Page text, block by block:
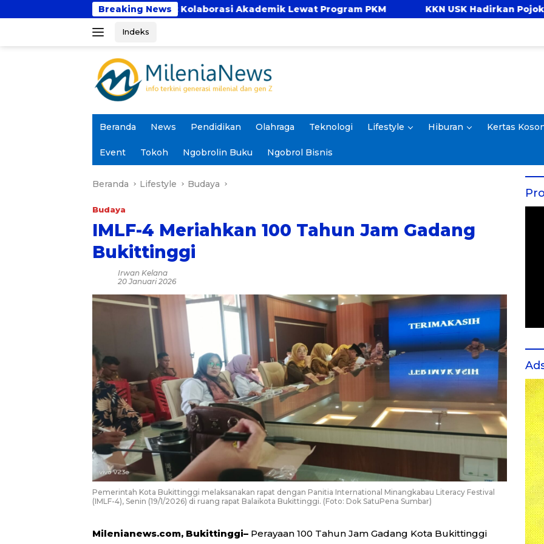
ke
Breaking News
Perkuat Kolaborasi Akademik Lewat Program PKM KKN USK Hadirkan Pojok Celengan, Ajarkan
Indeks
Beranda News Pendidikan Olahraga Teknologi Lifestyle Hiburan Kertas
Event Tokoh Ngobrolin Buku Ngobrol Bisnis
Beranda Lifestyle Budaya
Budaya
IMLF-4 Meriahkan 100 Tahun Jam Gadang
Bukittinggi
Irwan Kelana
20 Januari 2026
Pemerintah Kota Bukittinggi melaksanakan rapat dengan Panitia International Minangkabau Literacy Festival
(IMLF-4), Senin (19/1/2026) di ruang rapat Balaikota Bukittinggi. (Foto: Dok SatuPena Sumbar)
Milenianews.com, Bukittinggi– Perayaan 100 Tahun Jam Gadang Kota Bukittinggi